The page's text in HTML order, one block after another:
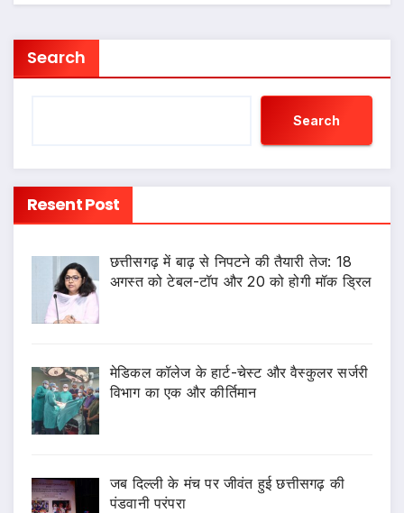
Search
Search
Resent Post
छत्तीसगढ़ में बाढ़ से निपटने की तैयारी तेज: 18
अगस्त को टेबल-टॉप और 20 को होगी मॉक ड्रिल
​मेडिकल कॉलेज के हार्ट-चेस्ट और वैस्कुलर सर्जरी
विभाग का एक और कीर्तिमान
जब दिल्ली के मंच पर जीवंत हुई छत्तीसगढ़ की
पंडवानी परंपरा